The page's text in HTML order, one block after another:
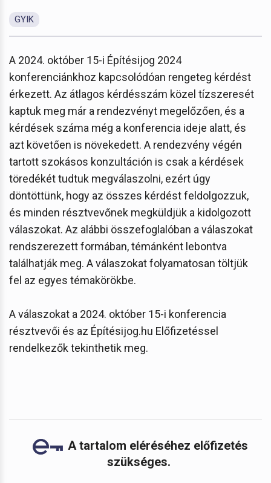
GYIK
A 2024. október 15-i Építésijog 2024
konferenciánkhoz kapcsolódóan rengeteg kérdést
érkezett. Az átlagos kérdésszám közel tízszeresét
kaptuk meg már a rendezvényt megelőzően, és a
kérdések száma még a konferencia ideje alatt, és
azt követően is növekedett. A rendezvény végén
tartott szokásos konzultáción is csak a kérdések
töredékét tudtuk megválaszolni, ezért úgy
döntöttünk, hogy az összes kérdést feldolgozzuk,
és minden résztvevőnek megküldjük a kidolgozott
válaszokat. Az alábbi összefoglalóban a válaszokat
rendszerezett formában, témánként lebontva
találhatják meg. A válaszokat folyamatosan töltjük
fel az egyes témakörökbe.
A válaszokat a 2024. október 15-i konferencia
résztvevői és az Építésijog.hu Előfizetéssel
rendelkezők tekinthetik meg.
A tartalom eléréséhez előfizetés
szükséges.